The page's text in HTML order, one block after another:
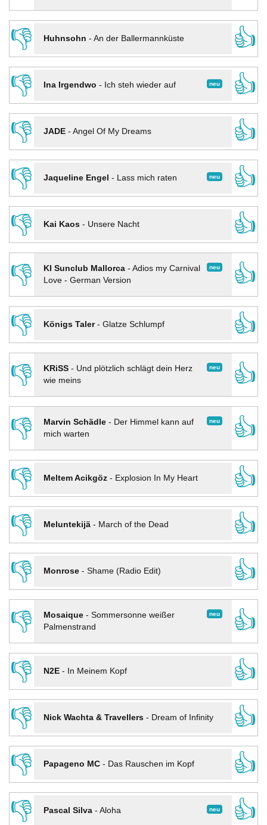
👎
Huhnsohn - An der Ballermannküste
👍
👎
neu
Ina Irgendwo - Ich steh wieder auf
👍
👎
JADE- Angel Of My Dreams
👍
👎
neu
Jaqueline Engel - Lass mich raten
👍
👎
Kai Kaos- Unsere Nacht
👍
👎
neu
KI Sunclub Mallorca- Adios my Carnival
Love - German Version
👍
👎
Königs Taler- Glatze Schlumpf
👍
👎
neu
KRiSS- Und plötzlich schlägt dein Herz
wie meins
👍
👎 neu
Marvin Schädle- Der Himmel kann auf
mich warten
👍
👎
Meltem Acikgöz- Explosion In My Heart
👍
👎
Meluntekijä- March of the Dead
👍
👎
Monrose- Shame (Radio Edit)
👍
👎
neu
Mosaique- Sommersonne weißer
Palmenstrand
👍
👎
N2E- In Meinem Kopf
👍
👎
Nick Wachta & Travellers- Dream of Infinity
👍
👎
Papageno MC- Das Rauschen im Kopf
👍
👎
neu
Pascal Silva- Aloha
👍